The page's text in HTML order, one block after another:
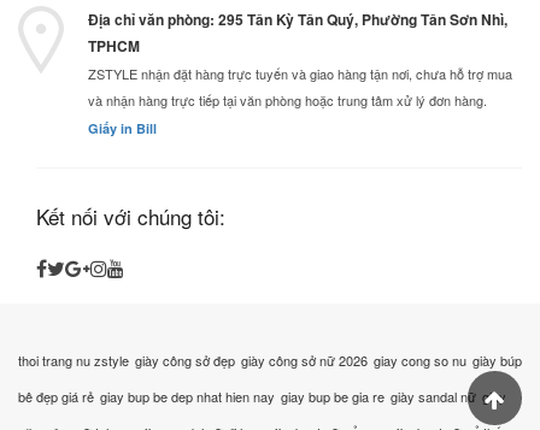
Địa chỉ văn phòng: 295 Tân Kỳ Tân Quý, Phường Tân Sơn Nhì,
TPHCM
ZSTYLE nhận đặt hàng trực tuyến và giao hàng tận nơi, chưa hỗ trợ mua
và nhận hàng trực tiếp tại văn phòng hoặc trung tâm xử lý đơn hàng.
Giấy in Bill
Kết nối với chúng tôi:
thoi trang nu zstyle giày công sở đẹp giày công sở nữ 2026 giay cong so nu giày búp
bê đẹp giá rẻ giay bup be dep nhat hien nay giay bup be gia re giày sandal nữ giày